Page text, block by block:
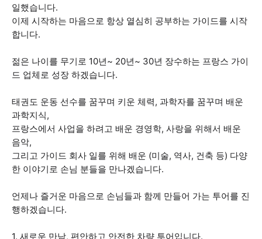
일했습니다.
이제 시작하는 마음으로 항상 열심히 공부하는 가이드를 시작
합니다.
젊은 나이를 무기로 10년~ 20년~ 30년 장수하는 프랑스 가이
드 업체로 성장 하겠습니다.
태권도 운동 선수를 꿈꾸며 키운 체력, 과학자를 꿈꾸며 배운
과학지식,
프랑스에서 사업을 하려고 배운 경영학, 사랑을 위해서 배운
음악,
그리고 가이드 회사 일를 위해 배운 (미술, 역사, 건축 등) 다양
한 이야기로 손님 분들을 만나겠습니다.
언제나 즐거운 마음으로 손님들과 함께 만들어 가는 투어를 진
행하겠습니다.
1. 새로운 만남, 편안하고 안전한 차량 투어입니다.